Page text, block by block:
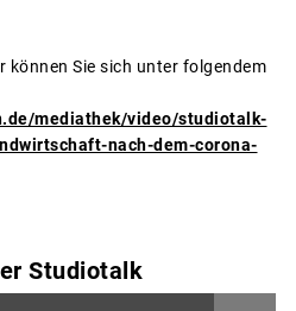
können Sie sich unter folgendem
mediathek/video/studiotalk-
nach-dem-corona-
Studiotalk